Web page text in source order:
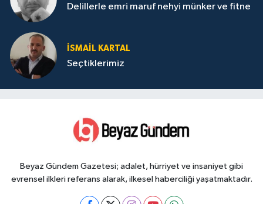
Delillerle emri maruf nehyi münker ve fitne
İSMAIL KARTAL
Seçtiklerimiz
Beyaz Gündem Gazetesi; adalet, hürriyet ve insaniyet gibi
evrensel ilkleri referans alarak, ilkesel haberciliği yaşatmaktadır.